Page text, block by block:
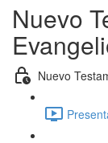
Nuevo
Nuevo